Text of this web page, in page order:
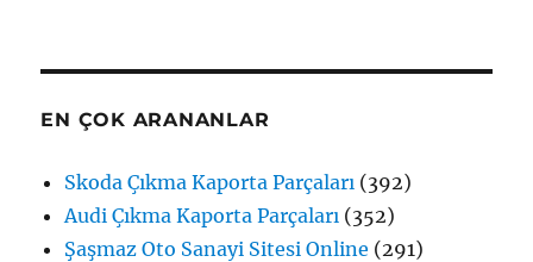
EN ÇOK ARANANLAR
Skoda Çıkma Kaporta Parçaları (392)
Audi Çıkma Kaporta Parçaları (352)
Şaşmaz Oto Sanayi Sitesi Online (291)